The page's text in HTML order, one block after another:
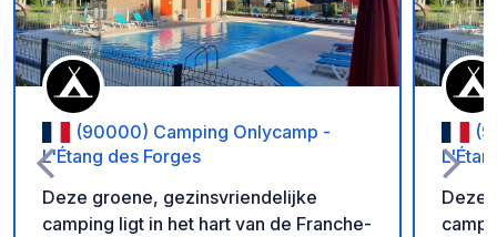
(90000) Camping Onlycamp -
L'Étang des Forges
Deze groene, gezinsvriendelijke
camping ligt in het hart van de Franche-
Deze